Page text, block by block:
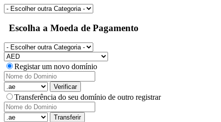
Escolha a Moeda de Pagamento
Registar um novo domínio
Verificar
Transferência do seu domínio de outro registrar
Transferir